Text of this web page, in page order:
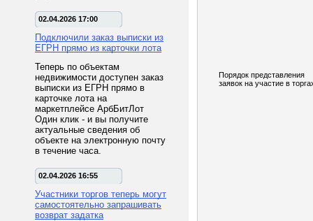
02.04.2026 17:00
Подключили заказ выписки из
ЕГРН прямо из карточки лота
Теперь по объектам
недвижимости доступен заказ
выписки из ЕГРН прямо в
карточке лота на
маркетплейсе АрбБитЛот
Один клик - и вы получите
актуальные сведения об
объекте на электронную почту
в течение часа.
02.04.2026 16:55
Участники торгов теперь могут
самостоятельно запрашивать
возврат задатка
Порядок представления
заявок на участие в